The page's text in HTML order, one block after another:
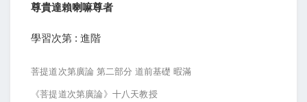
尊貴達賴喇嘛尊者
學習次第 : 進階
菩提道次第廣論 第二部分 道前基礎 暇滿
《菩提道次第廣論》十八天教授